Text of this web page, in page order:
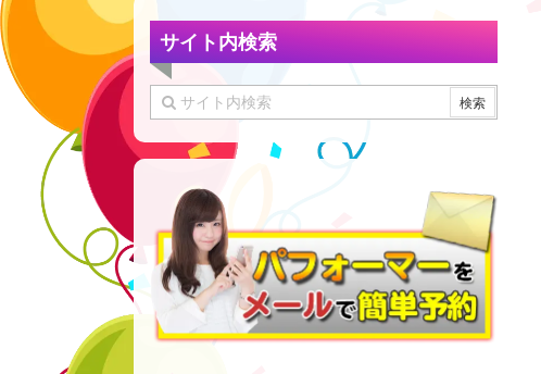
サイト内検索